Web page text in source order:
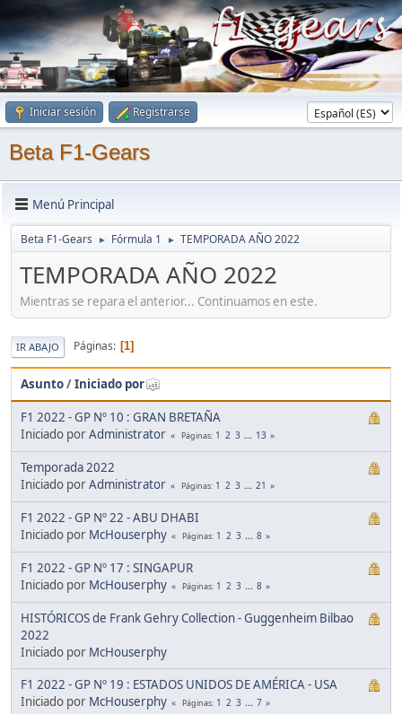
Iniciar sesión Registrarse
Beta F1-Gears
Menú Principal
Beta F1-Gears ► Fórmula 1 ► TEMPORADA AÑO 2022
TEMPORADA AÑO 2022
Mientras se repara el anterior... Continuamos en este.
IR ABAJO Páginas 1
Asunto/Iniciado por
F1 2022 - GP Nº 10 : GRAN BRETAÑA
Iniciado porAdministrator Páginas 1 2 3 ... 13
Temporada 2022
Iniciado porAdministrator Páginas 1 2 3 ... 21
F1 2022 - GP Nº 22 - ABU DHABI
Iniciado por McHouserphy Páginas 1 2 3 ... 8
F1 2022 - GP Nº 17 : SINGAPUR
Iniciado por McHouserphy Páginas 1 2 3 ... 8
HISTÓRICOS de Frank Gehry Collection - Guggenheim Bilbao
2022
Iniciado por McHouserphy
F1 2022 - GP Nº 19 : ESTADOS UNIDOS DE AMÉRICA - USA
Iniciado por McHouserphy Páginas 1 2 3 ... 7